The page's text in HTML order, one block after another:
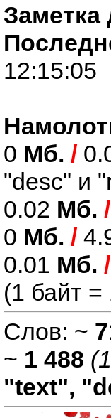
Заметка
12:15:05
0 Мб. /
"desc" и
0.02 Мб. /
0 Мб. /
0.01 Мб. /
(1 байт
Слов: ~
~ 1 488
"text",